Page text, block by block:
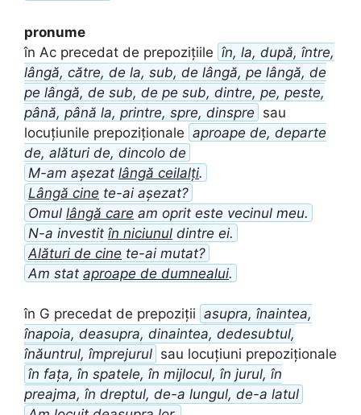
pronume
în Ac precedat de prepozițiile în, la, după, între,
lângă, către, de la, sub, de lângă, pe lângă, de
pe lângă, de sub, de pe sub, dintre, pe, peste,
până, până la, printre, spre, dinspre sau
locuțiunile prepoziționale aproape de, departe
de, alături de, dincolo de
M-am așezat lângă ceilalți.
Lângă cine te-ai așezat?
Omul lângă care am oprit este vecinul meu.
N-a investit în niciunul dintre ei.
Alături de cine te-ai mutat?
Am stat aproape de dumnealui.
în G precedat de prepoziții asupra, înaintea,
înapoia, deasupra, dinaintea, dedesubtul,
înăuntrul, împrejurul sau locuțiuni prepoziționale
în fața, în spatele, în mijlocul, în jurul, în
preajma, în dreptul, de-a lungul, de-a latul